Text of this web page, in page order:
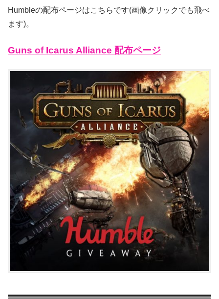
Humbleの配布ページはこちらです(画像クリックでも飛べ
ます)。
Guns of Icarus Alliance 配布ページ